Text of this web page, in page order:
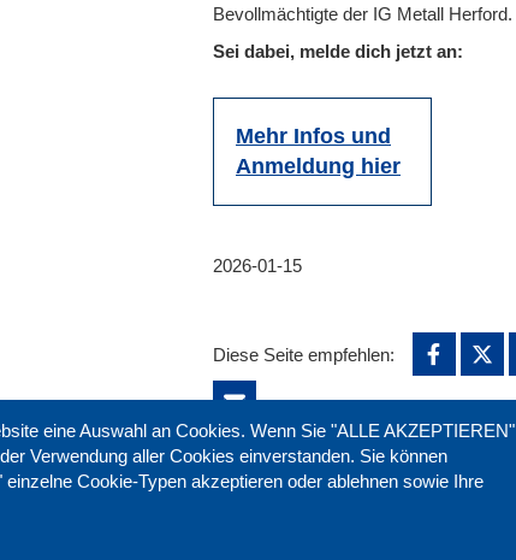
Bevollmächtigte der IG Metall Herford.
Sei dabei, melde dich jetzt an:
Mehr Infos und
Anmeldung hier
2026-01-15
eine Auswahl an Cookies. Wenn Sie "ALLE AKZEPTIEREN"
Verwendung aller Cookies einverstanden. Sie können
einzelne Cookie-Typen akzeptieren oder ablehnen sowie Ihre
Diese Seite empfehlen: